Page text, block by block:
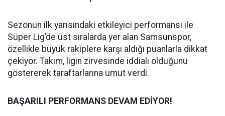
Sezonun ilk yarısındaki etkileyici performansı ile
Süper Lig’de üst sıralarda yer alan Samsunspor,
özellikle büyük rakiplere karşı aldığı puanlarla dikkat
çekiyor. Takım, ligin zirvesinde iddialı olduğunu
göstererek taraftarlarına umut verdi.
BAŞARILI PERFORMANS DEVAM EDİYOR!